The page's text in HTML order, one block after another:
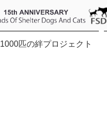
1000匹の絆プロジェクト